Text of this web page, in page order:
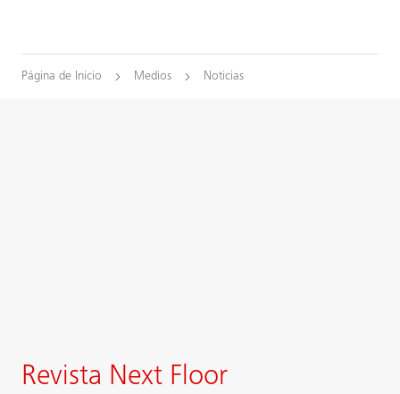
Página de Inicio Medios Noticias
Revista Next Floor